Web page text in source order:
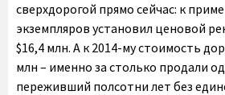
сверхдорогой прямо сейчас: к
экземпляров установил ценовой
$16,4 млн. А к 2014-му стоимость
млн – именно за столько продали
переживший полсотни лет без